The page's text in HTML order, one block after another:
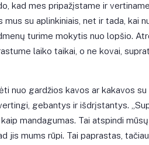
kad mes pripažįstame ir
su aplinkiniais, net ir tada, kai
turime mokytis nuo lopšio.
laiko taikai, o ne kovai,
nuo gardžios kavos ar kakavos su
gebantys ir išdrįstantys.
mandagumas. Tai atspindi mūsų
jis mums rūpi. Tai paprastas,